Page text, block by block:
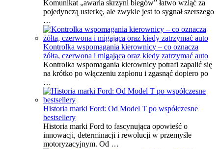
Komunikat „awaria skrzyni biegów” łatwo wziąć za
pojedynczą usterkę, ale zwykle jest to sygnał szerszego
…
Kontrolka wspomagania kierownicy – co oznacza
żółta, czerwona i migająca oraz kiedy zatrzymać auto
Kontrolka wspomagania kierownicy potrafi zapalić się
na krótko po włączeniu zapłonu i zgasnąć dopiero po
…
Historia marki Ford: Od Model T po współczesne
bestsellery
Historia marki Ford to fascynująca opowieść o
innowacji, determinacji i rewolucji w przemyśle
motoryzacyjnym. Od …